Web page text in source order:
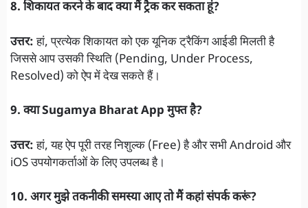
8. शिकायत करने के बाद क्या मैं ट्रैक कर सकता हूं?
उत्तर:हां, प्रत्येक शिकायत को एक यूनिक ट्रैकिंग आईडी मिलती है
जिससे आप उसकी स्थिति (Pending, Under Process,
Resolved) को ऐप में देख सकते हैं।
9. क्या Sugamya Bharat App मुफ्त है?
उत्तर:हां, यह ऐप पूरी तरह निशुल्क (Free) है और सभी Android और
iOS उपयोगकर्ताओं के लिए उपलब्ध है।
10. अगर मुझे तकनीकी समस्या आए तो मैं कहां संपर्क करूं?